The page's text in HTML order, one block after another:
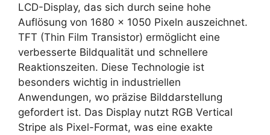
LCD-Display, das sich durch seine hohe
Auflösung von 1680 x 1050 Pixeln auszeichnet.
TFT (Thin Film Transistor) ermöglicht eine
verbesserte Bildqualität und schnellere
Reaktionszeiten. Diese Technologie ist
besonders wichtig in industriellen
Anwendungen, wo präzise Bilddarstellung
gefordert ist. Das Display nutzt RGB Vertical
Stripe als Pixel-Format, was eine exakte